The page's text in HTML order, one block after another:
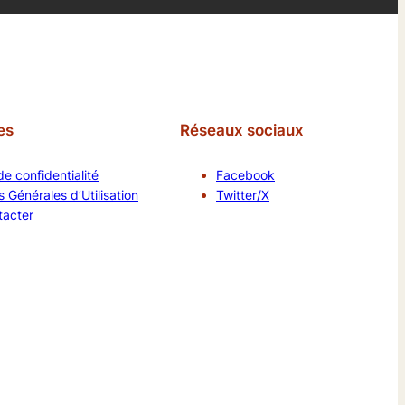
confidentialité
Générales d’Utilisation
Réseaux sociaux
Facebook
Twitter/X